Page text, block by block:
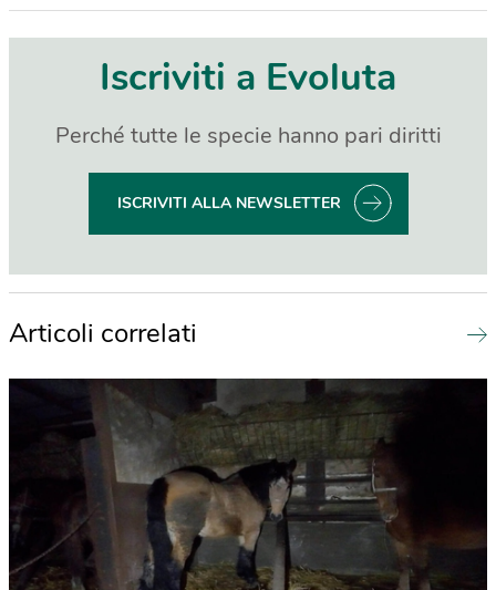
Iscriviti a Evoluta
Perché tutte le specie hanno pari diritti
ISCRIVITI ALLA NEWSLETTER
Articoli correlati